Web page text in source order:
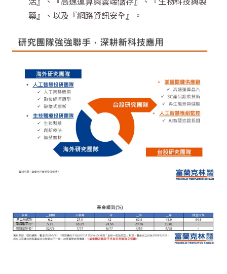
活』、『高速運算與雲端儲存』、『生物科技與製
藥』、以及『網路資訊安全』。